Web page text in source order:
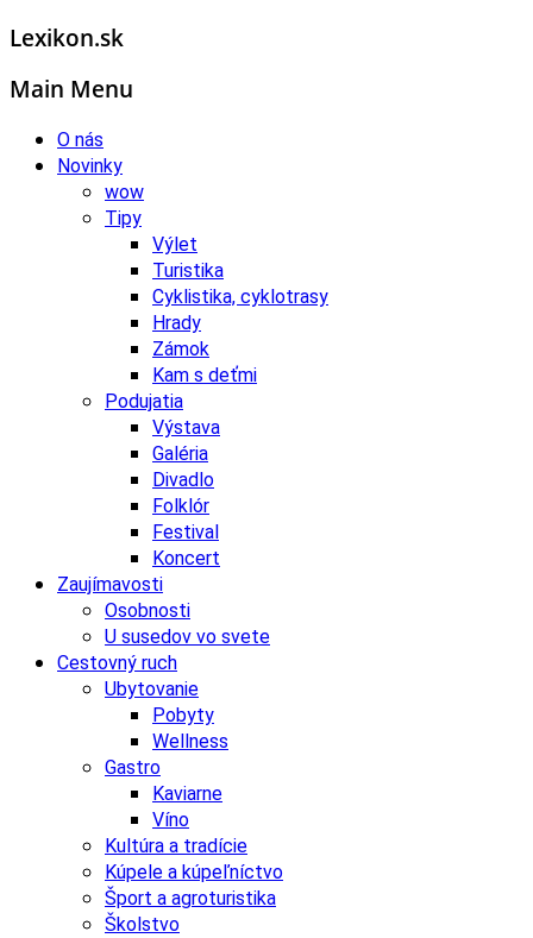
Lexikon.sk
Main Menu
O nás
Novinky
wow
Tipy
Výlet
Turistika
Cyklistika, cyklotrasy
Hrady
Zámok
Kam s deťmi
Podujatia
Výstava
Galéria
Divadlo
Folklór
Festival
Koncert
Zaujímavosti
Osobnosti
U susedov vo svete
Cestovný ruch
Ubytovanie
Pobyty
Wellness
Gastro
Kaviarne
Víno
Kultúra a tradície
Kúpele a kúpeľníctvo
Šport a agroturistika
Školstvo